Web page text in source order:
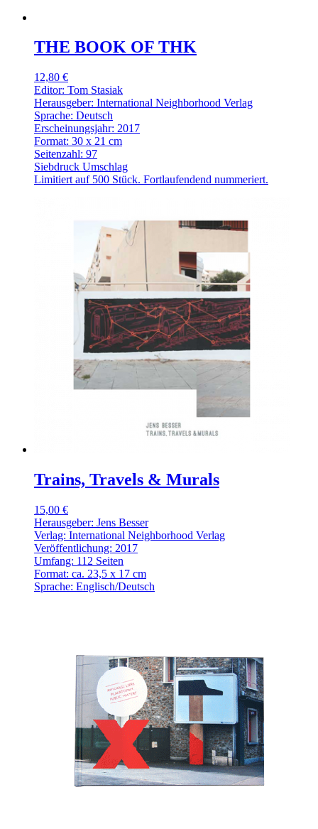
THE BOOK OF THK
12,80 €
Editor: Tom Stasiak
Herausgeber: International Neighborhood Verlag
Sprache: Deutsch
Erscheinungsjahr: 2017
Format: 30 x 21 cm
Seitenzahl: 97
Siebdruck Umschlag
Limitiert auf 500 Stück. Fortlaufendend nummeriert.
Trains, Travels & Murals
15,00 €
Herausgeber: Jens Besser
Verlag: International Neighborhood Verlag
Veröffentlichung: 2017
Umfang: 112 Seiten
Format: ca. 23,5 x 17 cm
Sprache: Englisch/Deutsch